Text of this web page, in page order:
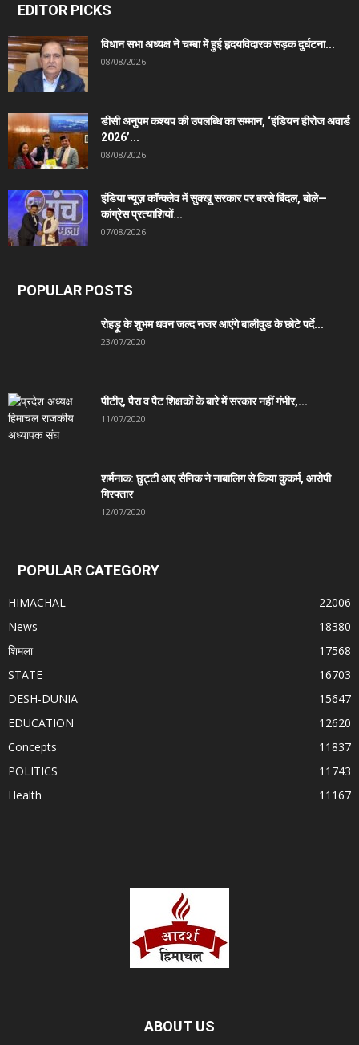
EDITOR PICKS
विधान सभा अध्यक्ष ने चम्बा में हुई हृदयविदारक सड़क दुर्घटना...
08/08/2026
डीसी अनुपम कश्यप की उपलब्धि का सम्मान, ‘इंडियन हीरोज अवार्ड
2026’...
08/08/2026
इंडिया न्यूज़ कॉन्क्लेव में सुक्खू सरकार पर बरसे बिंदल, बोले—
कांग्रेस प्रत्याशियों...
07/08/2026
POPULAR POSTS
रोहड़ू के शुभम धवन जल्द नजर आएंगे बालीवुड के छोटे पर्दे...
23/07/2020
पीटीए, पैरा व पैट शिक्षकों के बारे में सरकार नहीं गंभीर,...
11/07/2020
शर्मनाक: छुट्टी आए सैनिक ने नाबालिग से किया कुकर्म, आरोपी
गिरफ्तार
12/07/2020
POPULAR CATEGORY
HIMACHAL
22006
News
18380
शिमला
17568
STATE
16703
DESH-DUNIA
15647
EDUCATION
12620
Concepts
11837
POLITICS
11743
Health
11167
ABOUT US